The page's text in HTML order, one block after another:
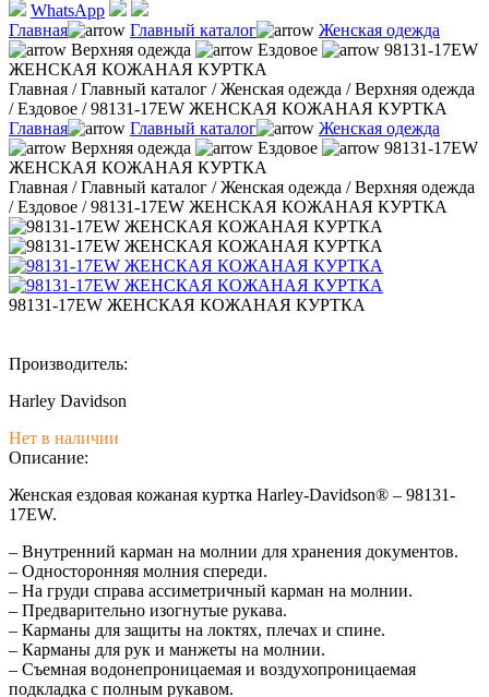
WhatsApp
Главная
Главный каталог
Женская одежда
Верхняя одежда
Ездовое
98131-17EW
ЖЕНСКАЯ КОЖАНАЯ КУРТКА
Главная /Главный каталог /Женская одежда /Верхняя одежда
/Ездовое /98131-17EW ЖЕНСКАЯ КОЖАНАЯ КУРТКА
Главная
Главный каталог
Женская одежда
Верхняя одежда
Ездовое
98131-17EW
ЖЕНСКАЯ КОЖАНАЯ КУРТКА
Главная /Главный каталог /Женская одежда /Верхняя одежда
/Ездовое /98131-17EW ЖЕНСКАЯ КОЖАНАЯ КУРТКА
98131-17EW ЖЕНСКАЯ КОЖАНАЯ КУРТКА
Производитель:
Harley Davidson
Нет в наличии
Описание:
Женская ездовая кожаная куртка Harley-Davidson® – 98131-
17EW.
– Внутренний карман на молнии для хранения документов.
– Односторонняя молния спереди.
– На груди справа ассиметричный карман на молнии.
– Предварительно изогнутые рукава.
– Карманы для защиты на локтях, плечах и спине.
– Карманы для рук и манжеты на молнии.
– Съемная водонепроницаемая и воздухопроницаемая
подкладка с полным рукавом.